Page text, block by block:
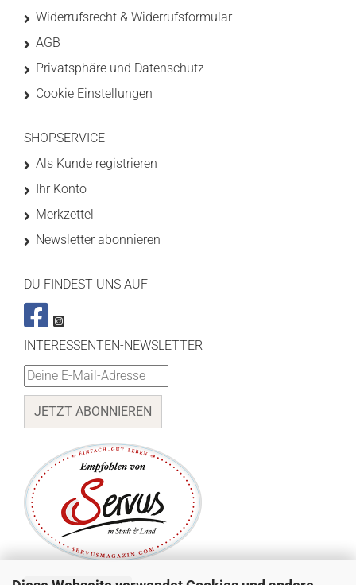
Widerrufsrecht & Widerrufsformular
AGB
Privatsphäre und Datenschutz
Cookie Einstellungen
SHOPSERVICE
Als Kunde registrieren
Ihr Konto
Merkzettel
Newsletter abonnieren
DU FINDEST UNS AUF
INTERESSENTEN-NEWSLETTER
JETZT ABONNIEREN